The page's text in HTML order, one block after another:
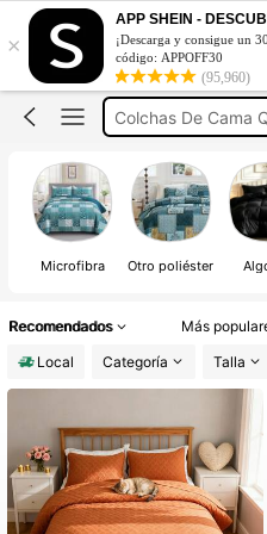
×
APP SHEIN -
¡Descarga y consigue un
código: APPOFF30
(95,960)
Edredones Para
Colchas De Cama
Colchas De Cama
Edredones Para
Microfibra Otro poliéster
Recomendados Más
Local
Categoría Talla